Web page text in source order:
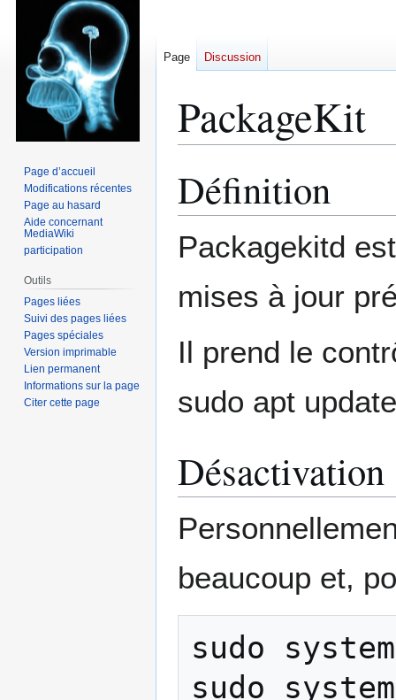
PackageKit
Définition
Packagekitd
mises à jour
Il prend le
sudo apt
Désactivation
beaucoup et,
sudo
sudo
Page Discussion
Page d’accueil
Modifications récentes
Page au hasard
Aide concernant
MediaWiki
participation
Outils
Pages liées
Suivi des pages liées
Pages spéciales
Version imprimable
Lien permanent
Informations sur la page
Citer cette page